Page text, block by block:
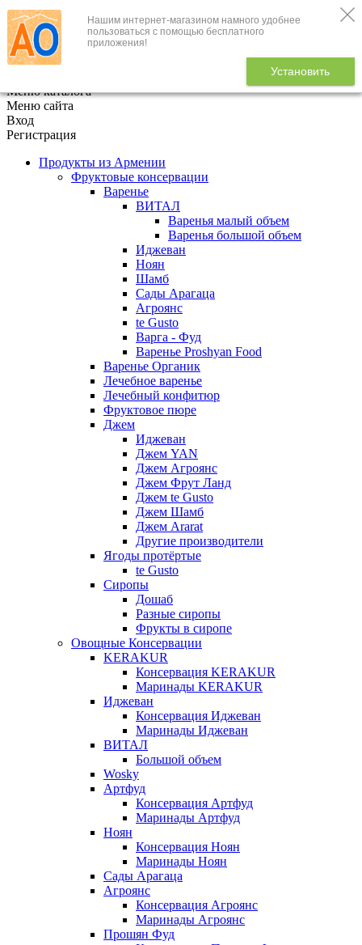
Нашим интернет-магазином намного удобнее
пользоваться с помощью бесплатного
приложения!
Установить
+7 (495) 646-888-1
В корзине
Меню каталога
Меню сайта
Вход
Регистрация
Продукты из Армении
Фруктовые консервации
Варенье
ВИТАЛ
Варенья малый объем
Варенья большой объем
Иджеван
Ноян
Шамб
Сады Арагаца
Агроянс
te Gusto
Варга - Фуд
Варенье Proshyan Food
Варенье Органик
Лечебное варенье
Лечебный конфитюр
Фруктовое пюре
Джем
Иджеван
Джем YAN
Джем Агроянс
Джем Фрут Ланд
Джем te Gusto
Джем Шамб
Джем Ararat
Другие производители
Ягоды протёртые
te Gusto
Сиропы
Дошаб
Разные сиропы
Фрукты в сиропе
Овощные Консервации
KERAKUR
Консервация KERAKUR
Маринады KERAKUR
Иджеван
Консервация Иджеван
Маринады Иджеван
ВИТАЛ
Большой объем
Wosky
Артфуд
Консервация Артфуд
Маринады Артфуд
Ноян
Консервация Ноян
Маринады Ноян
Сады Арагаца
Агроянс
Консервация Агроянс
Маринады Агроянс
Прошян Фуд